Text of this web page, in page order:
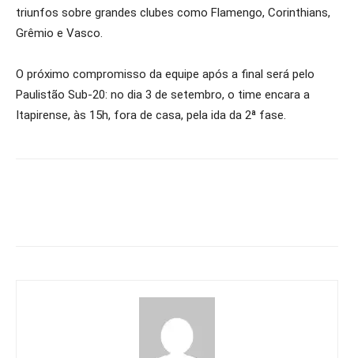
triunfos sobre grandes clubes como Flamengo, Corinthians,
Grêmio e Vasco.
O próximo compromisso da equipe após a final será pelo
Paulistão Sub-20: no dia 3 de setembro, o time encara a
Itapirense, às 15h, fora de casa, pela ida da 2ª fase.